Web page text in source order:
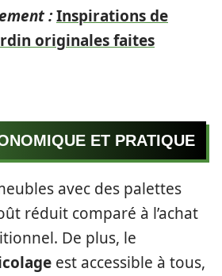
:Inspirations de
originales faites
ET PRATIQUE
avec des palettes
réduit comparé à l’achat
De plus, le
est accessible à tous,